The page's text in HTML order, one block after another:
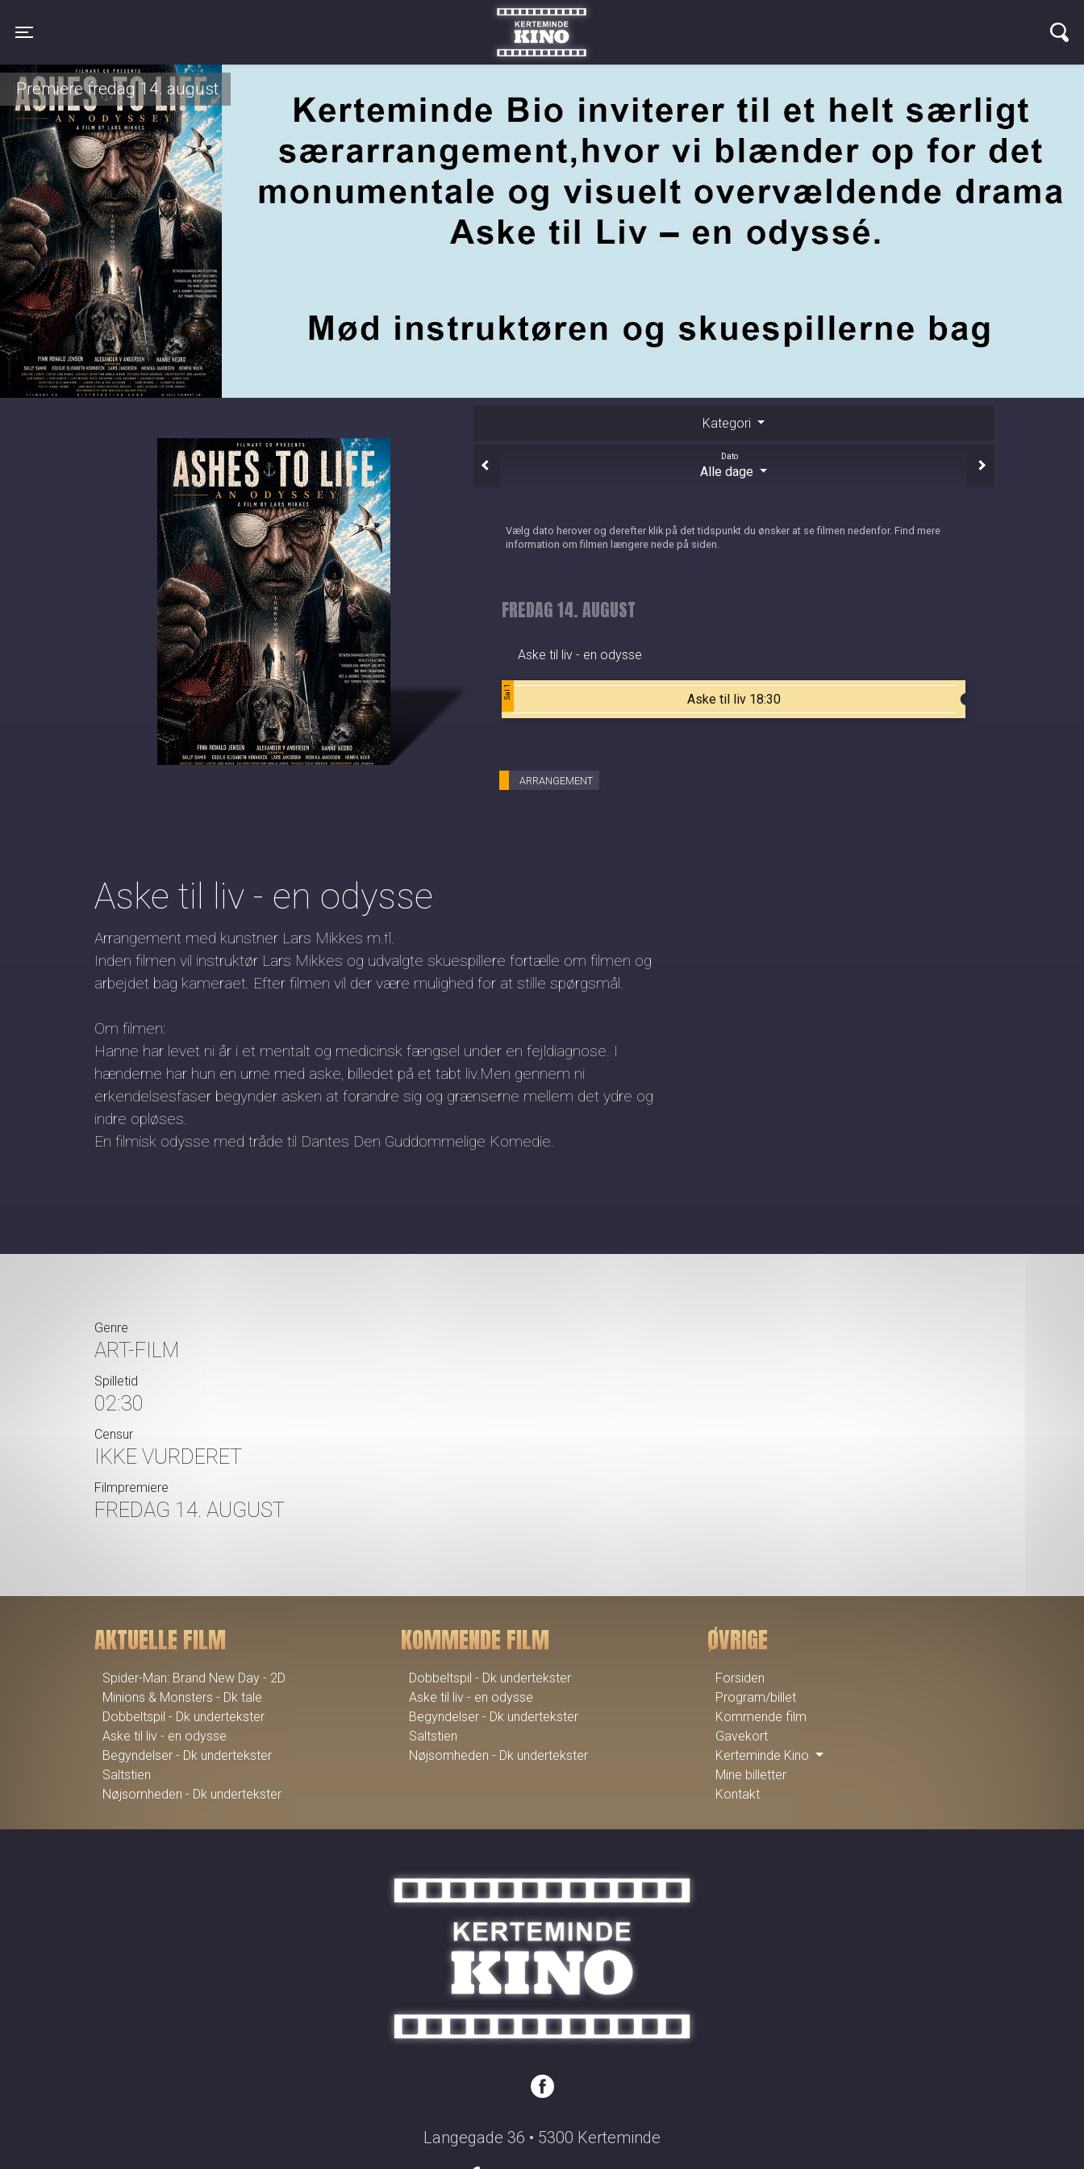
Kerteminde Kino
Premiere fredag 14. august
Kategori
Dato
Alle dage
Vælg dato herover og derefter klik på det tidspunkt du ønsker at se filmen nedenfor. Find mere
information om filmen længere nede på siden.
FREDAG 14. AUGUST
Aske til liv - en odysse
Sal 1 Aske til liv 18:30
ARRANGEMENT
Aske til liv - en odysse
Arrangement med kunstner Lars Mikkes m.fl.
Inden filmen vil instruktør Lars Mikkes og udvalgte skuespillere fortælle om filmen og
arbejdet bag kameraet. Efter filmen vil der være mulighed for at stille spørgsmål.
Om filmen:
Hanne har levet ni år i et mentalt og medicinsk fængsel under en fejldiagnose. I
hænderne har hun en urne med aske, billedet på et tabt liv.Men gennem ni
erkendelsesfaser begynder asken at forandre sig og grænserne mellem det ydre og
indre opløses.
En filmisk odysse med tråde til Dantes Den Guddommelige Komedie.
Genre
ART-FILM
Spilletid
02:30
Censur
IKKE VURDERET
Filmpremiere
FREDAG 14. AUGUST
AKTUELLE FILM
Spider-Man: Brand New Day - 2D
Minions & Monsters - Dk tale
Dobbeltspil - Dk undertekster
Aske til liv - en odysse
Begyndelser - Dk undertekster
Saltstien
Nøjsomheden - Dk undertekster
KOMMENDE FILM
Dobbeltspil - Dk undertekster
Aske til liv - en odysse
Begyndelser - Dk undertekster
Saltstien
Nøjsomheden - Dk undertekster
ØVRIGE
Forsiden
Program/billet
Kommende film
Gavekort
Kerteminde Kino
Mine billetter
Kontakt
Langegade 36 • 5300 Kerteminde